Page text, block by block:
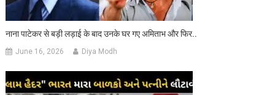
नाना पाटेकर से बड़ी लड़ाई के बाद उनके घर गए अमिताभ और फिर..
June 16, 2026 Diya Modh